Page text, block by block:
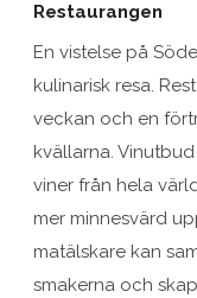
Restaurangen
En vistelse på
kulinarisk resa.
veckan och en
kvällarna.
viner från hela
mer minnesvärd
matälskare kan
smakerna och